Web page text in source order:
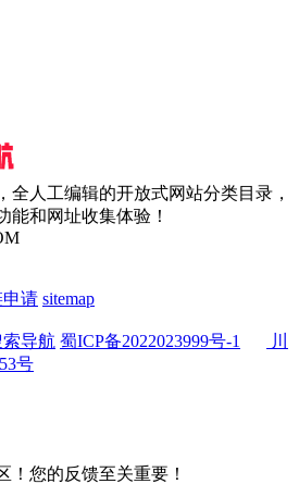
全人工编辑的开放式网站分类目录，
能和网址收集体验！
请 sitemap
导航 蜀ICP备2022023999号-1
川
号
！您的反馈至关重要！